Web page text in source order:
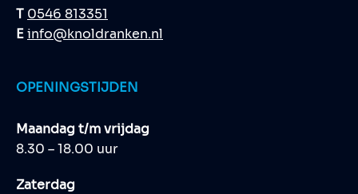
T 0546 813351
Einfo@knoldranken.nl
OPENINGSTIJDEN
Maandag t/m vrijdag
8.30 – 18.00 uur
Zaterdag